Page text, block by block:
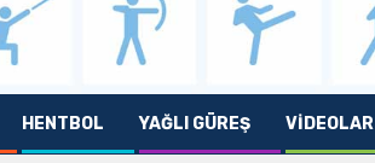
HENTBOL YAĞLI GÜREŞ VIDEOLAR